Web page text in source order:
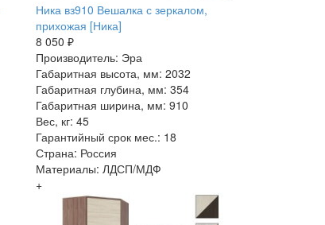
Ника вз910 Вешалка с зеркалом,
прихожая [Ника]
8 050 ₽
Производитель: Эра
Габаритная высота, мм: 2032
Габаритная глубина, мм: 354
Габаритная ширина, мм: 910
Вес, кг: 45
Гарантийный срок мес.: 18
Страна: Россия
Материалы: ЛДСП/МДФ
+